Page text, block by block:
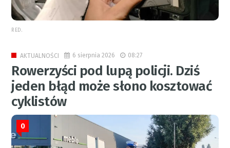
RED.
AKTUALNOŚCI 6 sierpnia 2026 08:27
Rowerzyści pod lupą policji. Dziś
jeden błąd może słono kosztować
cyklistów
0